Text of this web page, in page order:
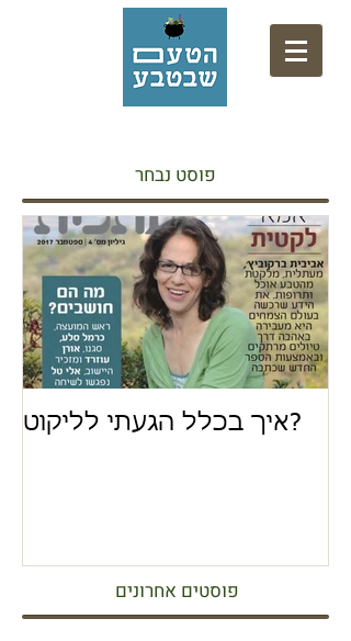
פוסט נבחר
איך בכלל הגעתי לליקוט?
פוסטים אחרונים